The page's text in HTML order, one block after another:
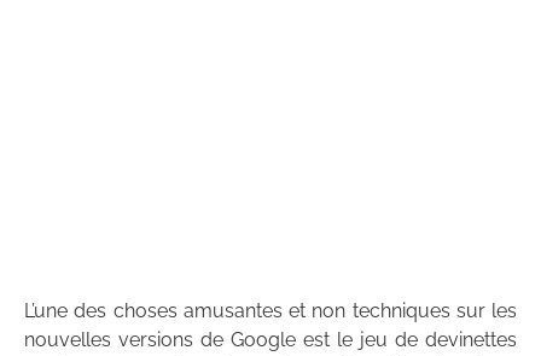
L’une des choses amusantes et non techniques sur les
nouvelles versions de Google est le jeu de devinettes